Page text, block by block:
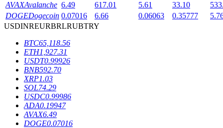
Penguncian BTR
Investasi eksklusif untuk pemegang BTR
AVAXAvalanche 6.49 617.01 5.61 33.10
DOGEDogecoin 0.07016 6.66 0.06063 0.35777
USDINREURBRLRUBTRY
BTC65,118.56
ETH1,927.31
USDT0.99926
BNB592.70
XRP1.03
SOL74.29
USDC0.99986
ADA0.19947
AVAX6.49
DOGE0.07016